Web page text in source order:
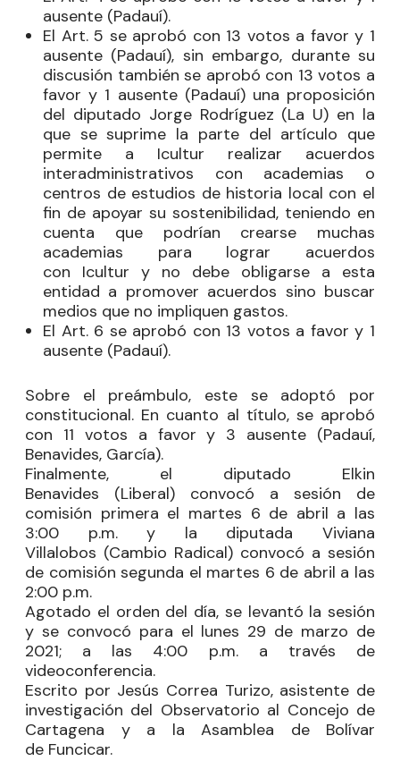
ausente (Padauí).
El Art. 5 se aprobó con 13 votos a favor y 1
ausente (Padauí), sin embargo, durante su
discusión también se aprobó con 13 votos a
favor y 1 ausente (Padauí) una proposición
del diputado Jorge Rodríguez (La U) en la
que se suprime la parte del artículo que
permite a Icultur realizar acuerdos
interadministrativos con academias o
centros de estudios de historia local con el
fin de apoyar su sostenibilidad, teniendo en
cuenta que podrían crearse muchas
academias para lograr acuerdos
con Icultur y no debe obligarse a esta
entidad a promover acuerdos sino buscar
medios que no impliquen gastos.
El Art. 6 se aprobó con 13 votos a favor y 1
ausente (Padauí).
Sobre el preámbulo, este se adoptó por
constitucional. En cuanto al título, se aprobó
con 11 votos a favor y 3 ausente (Padauí,
Benavides, García).
Finalmente, el diputado Elkin
Benavides (Liberal) convocó a sesión de
comisión primera el martes 6 de abril a las
3:00 p.m. y la diputada Viviana
Villalobos (Cambio Radical) convocó a sesión
de comisión segunda el martes 6 de abril a las
2:00 p.m.
Agotado el orden del día, se levantó la sesión
y se convocó para el lunes 29 de marzo de
2021; a las 4:00 p.m. a través de
videoconferencia.
Escrito por Jesús Correa Turizo, asistente de
investigación del Observatorio al Concejo de
Cartagena y a la Asamblea de Bolívar
de Funcicar.